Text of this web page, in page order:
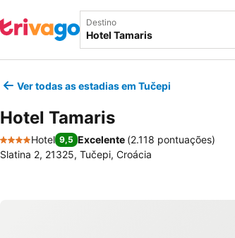
Destino
Ver todas as estadias em Tučepi
Hotel Tamaris
4 Estrelas
Hotel 9,5 Excelente (2.118 pontuações)
Slatina 2, 21325, Tučepi, Croácia